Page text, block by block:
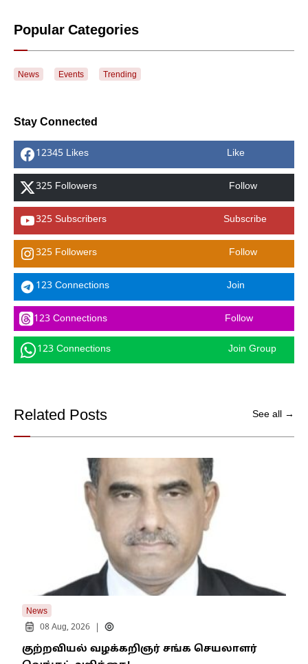
Popular Categories
News Events Trending
Stay Connected
12345 Likes Like
325 Followers Follow
325 Subscribers Subscribe
325 Followers Follow
123 Connections Join
123 Connections Follow
123 Connections Join Group
Related Posts See all →
News
08 Aug, 2026
குற்றவியல் வழக்கறிஞர் சங்க செயலாளர்